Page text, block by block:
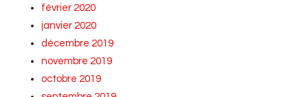
février 2020
janvier 2020
décembre 2019
novembre 2019
octobre 2019